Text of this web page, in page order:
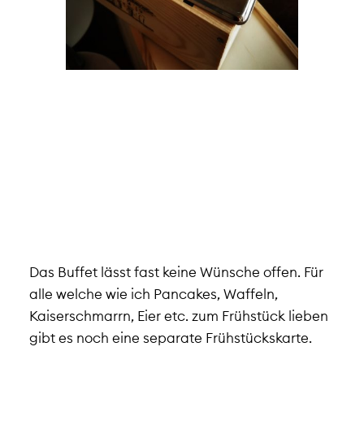
Das Buffet lässt fast keine Wünsche offen. Für
alle welche wie ich Pancakes, Waffeln,
Kaiserschmarrn, Eier etc. zum Frühstück lieben
gibt es noch eine separate Frühstückskarte.